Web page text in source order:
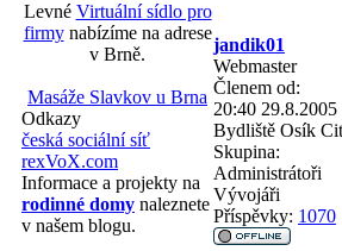
Levné Virtuální sídlo pro
firmynabízíme na adrese
v Brně.
Masáže Slavkov u Brna
Odkazy
česká sociální síť
rexVoX.com
Informace a projekty na
rodinné domy naleznete
v našem blogu.
jandik01
Webmaster
Členem od:
20:40 29.8.2005
Bydliště Osík
Skupina:
Administrátoři
Vývojáři
Příspěvky: 1070